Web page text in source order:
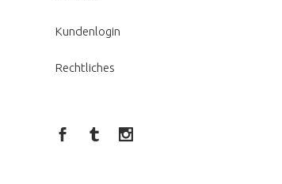
Kundenlogin
Rechtliches